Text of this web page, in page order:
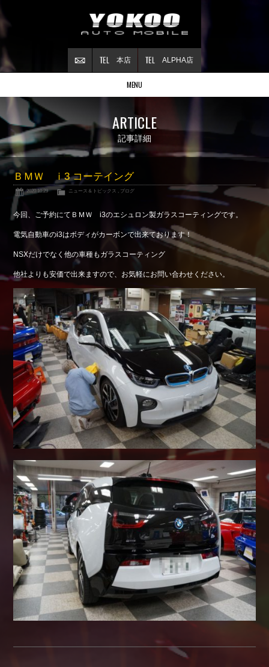
ALPHA店
本店
MENU
Stock list
在庫情報
Contract
ご成約情報
About NSX
NSXについて
Reflesh Plan
Trade in
買取査定
Blog
Shop info.
店舗紹介
Company
会社概要
ARTICLE
記事詳細
ＢＭＷ ｉ3 コーテイング
2020.10.29 ニュース＆トピックス , ブログ
今回、ご予約にてＢＭＷ i3のエシュロン製ガラスコーティングです。
電気自動車のi3はボディがカーボンで出来ております！
NSXだけでなく他の車種もガラスコーティング
他社よりも安価で出来ますので、お気軽にお問い合わせください。